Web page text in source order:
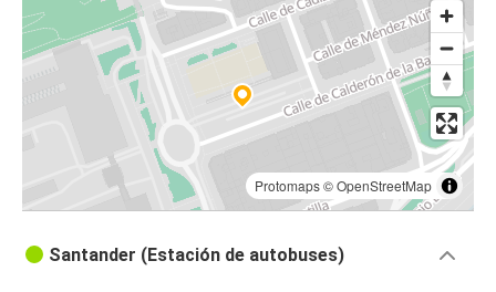
Protomaps©OpenStreetMap
Santander (Estación de autobuses)